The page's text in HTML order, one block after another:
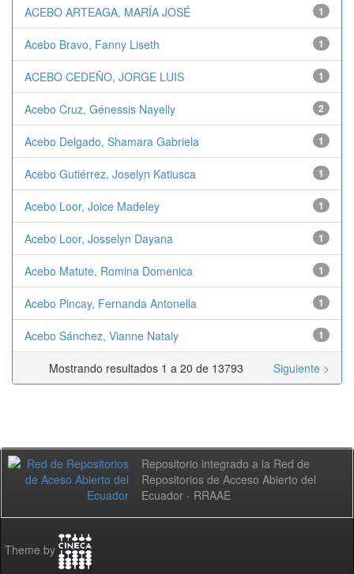
ACEBO ARTEAGA, MARÍA JOSÉ 1
Acebo Bravo, Fanny Liseth 1
ACEBO CEDEÑO, JORGE LUIS 1
Acebo Cruz, Génessis Nayelly 2
Acebo Delgado, Shamara Gabriela 1
Acebo Gutiérrez, Joselyn Katiusca 1
Acebo Loor, Joice Madeley 1
Acebo Loor, Josselyn Dayana 1
Acebo Matute, Romina Domenica 1
Acebo Pincay, Fernanda Antonella 1
Acebo Sánchez, Vianne Nataly 1
Mostrando resultados 1 a 20 de 13793 Siguiente >
Repositorio integrado a la Red de
Repositorios de Acceso Abierto del
Ecuador - RRAAE
Theme by